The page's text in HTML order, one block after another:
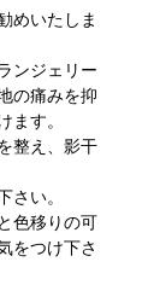
めいたしま
ンジェリー
の痛みを抑
ます。
整え、影干
さい。
色移りの可
をつけ下さ